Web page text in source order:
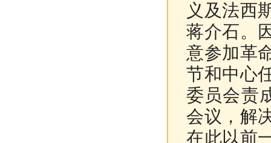
义及法西
蒋介石。
意参加革
节和中心
委员会责
会议，解
在此以前